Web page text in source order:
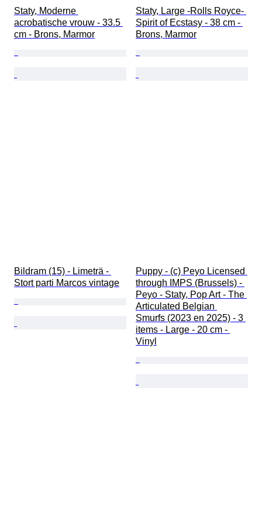
Staty, Moderne
acrobatische vrouw - 33.5
cm - Brons, Marmor
Staty, Large -Rolls Royce-
Spirit of Ecstasy - 38 cm -
Brons, Marmor
Bildram (15) - Limeträ -
Stort parti Marcos vintage
Puppy - (c) Peyo Licensed
through IMPS (Brussels) -
Peyo - Staty, Pop Art - The
Articulated Belgian
Smurfs (2023 en 2025) - 3
items - Large - 20 cm -
Vinyl